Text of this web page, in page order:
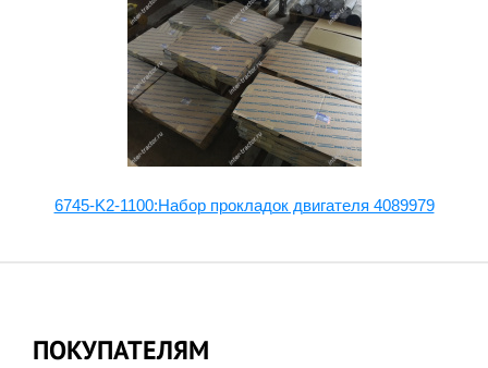
6745-K2-1100:Набор прокладок двигателя 4089979
ПОКУПАТЕЛЯМ